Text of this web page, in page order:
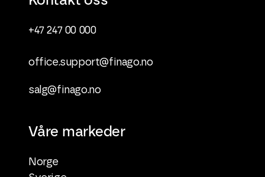
+47 247 00 000
office.support@finago.no
salg@finago.no
Våre markeder
Norge